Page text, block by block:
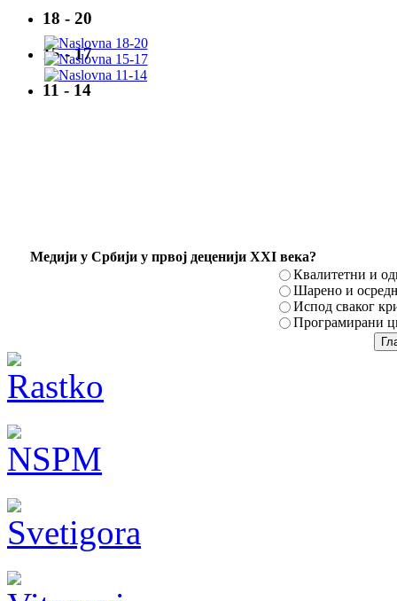
18 - 20
15 - 17
11 - 14
Mедији у Србији у првој деценији XXI века?
Квалитетни и
Шарено и
Испод сваког
Програмирани